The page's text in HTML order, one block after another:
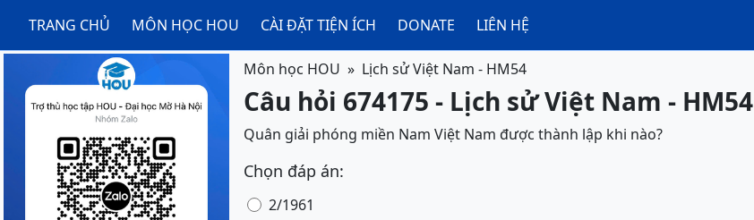
TRANG CHỦ MÔN HỌC HOU CÀI ĐẶT TIỆN ÍCH DONATE LIÊN HỆ
Môn học HOU Lịch sử Việt Nam - HM54
Câu hỏi 674175 - Lịch sử Việt Nam - HM54
Quân giải phóng miền Nam Việt Nam được thành lập khi nào?
Chọn đáp án:
2/1961